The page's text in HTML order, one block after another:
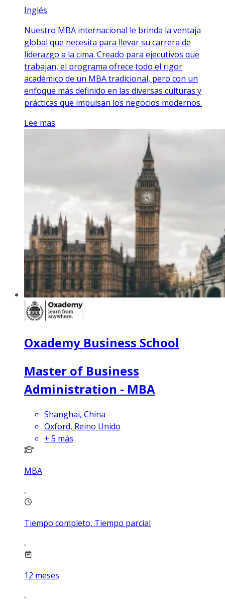
Inglés
Nuestro MBA internacional le brinda la ventaja
global que necesita para llevar su carrera de
liderazgo a la cima. Creado para ejecutivos que
trabajan, el programa ofrece todo el rigor
académico de un MBA tradicional, pero con un
enfoque más definido en las diversas culturas y
prácticas que impulsan los negocios modernos.
Lee mas
Oxademy Business School
Master of Business
Administration - MBA
Shanghai, China
Oxford, Reino Unido
+ 5 más
MBA
Tiempo completo, Tiempo parcial
12 meses